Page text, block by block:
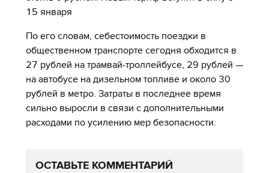
15 января
По его словам, себестоимость поездки в
общественном транспорте сегодня обходится в
27 рублей на трамвай-троллейбусе, 29 рублей —
на автобусе на дизельном топливе и около 30
рублей в метро. Затраты в последнее время
сильно выросли в связи с дополнительными
расходами по усилению мер безопасности.
ОСТАВЬТЕ КОММЕНТАРИЙ